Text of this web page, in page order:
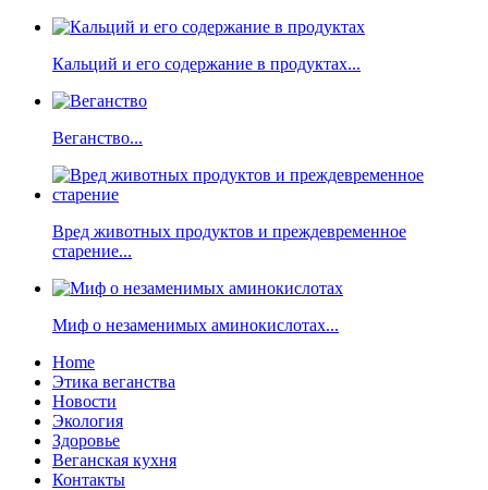
Кальций и его содержание в продуктах...
Веганство...
Вред животных продуктов и преждевременное
старение...
Миф о незаменимых аминокислотах...
Home
Этика веганства
Новости
Экология
Здоровье
Веганская кухня
Контакты